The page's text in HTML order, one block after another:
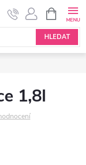
HLEDAT
NÁKUPNÍ
KOŠÍK
1,8l